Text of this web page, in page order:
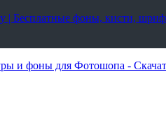
Бесплатные фоны, кисти,
и фоны для Фотошопа -